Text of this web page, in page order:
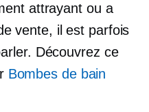
attrayant ou a
vente, il est parfois
Découvrez ce
Bombes de bain